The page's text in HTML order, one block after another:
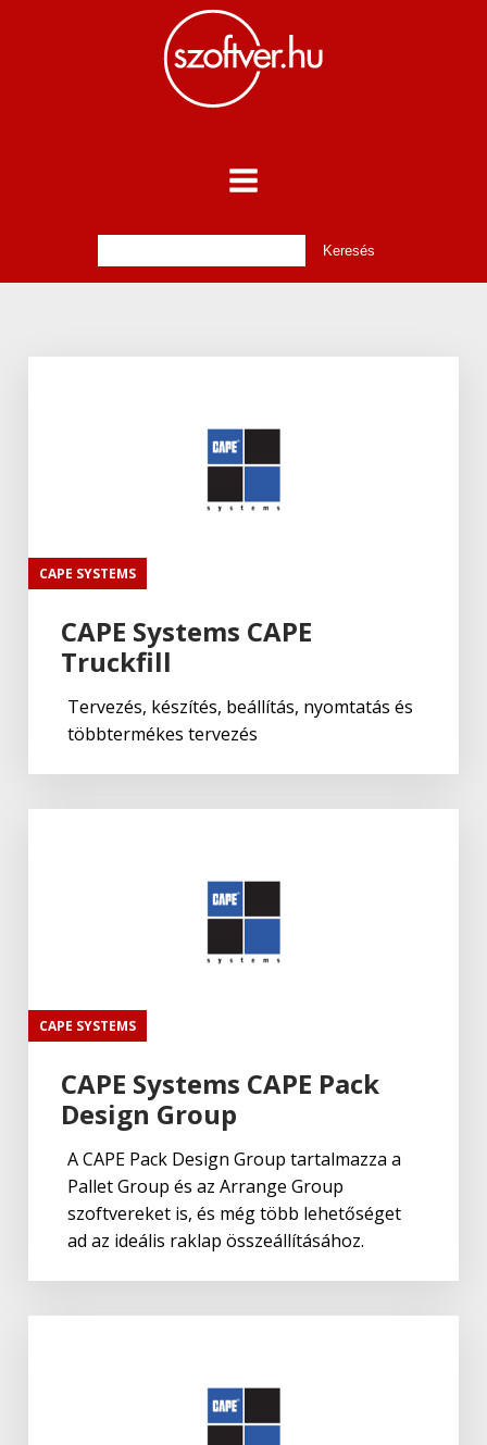
CAPE SYSTEMS
CAPE Systems CAPE
Truckfill
Tervezés, készítés, beállítás, nyomtatás és
többtermékes tervezés
CAPE SYSTEMS
CAPE Systems CAPE Pack
Design Group
A CAPE Pack Design Group tartalmazza a
Pallet Group és az Arrange Group
szoftvereket is, és még több lehetőséget
ad az ideális raklap összeállításához.